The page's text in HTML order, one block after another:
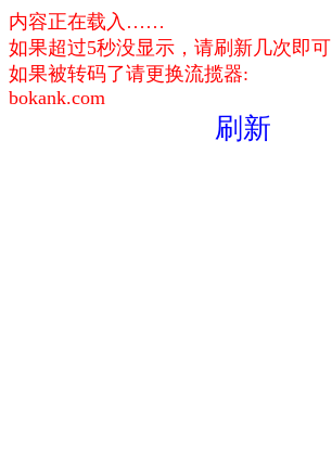
内容正在载入……
如果超过5秒没显示，请刷新几次即可
如果被转码了请更换流揽器:
bokank.com
刷新